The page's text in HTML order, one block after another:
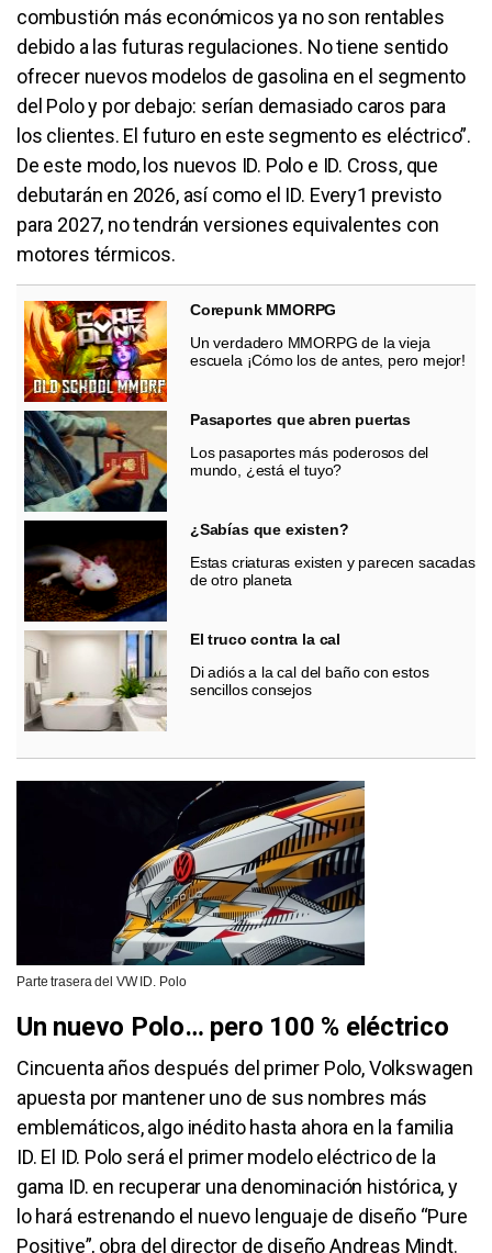
combustión más económicos ya no son rentables
debido a las futuras regulaciones. No tiene sentido
ofrecer nuevos modelos de gasolina en el segmento
del Polo y por debajo: serían demasiado caros para
los clientes. El futuro en este segmento es eléctrico”.
De este modo, los nuevos ID. Polo e ID. Cross, que
debutarán en 2026, así como el ID. Every1 previsto
para 2027, no tendrán versiones equivalentes con
motores térmicos.
Corepunk MMORPG
Un verdadero MMORPG de la vieja
escuela ¡Cómo los de antes, pero mejor!
Pasaportes que abren puertas
Los pasaportes más poderosos del
mundo, ¿está el tuyo?
¿Sabías que existen?
Estas criaturas existen y parecen sacadas
de otro planeta
El truco contra la cal
Di adiós a la cal del baño con estos
sencillos consejos
Parte trasera del VW ID. Polo
Un nuevo Polo… pero 100 % eléctrico
Cincuenta años después del primer Polo, Volkswagen
apuesta por mantener uno de sus nombres más
emblemáticos, algo inédito hasta ahora en la familia
ID. El ID. Polo será el primer modelo eléctrico de la
gama ID. en recuperar una denominación histórica, y
lo hará estrenando el nuevo lenguaje de diseño “Pure
Positive”, obra del director de diseño Andreas Mindt.